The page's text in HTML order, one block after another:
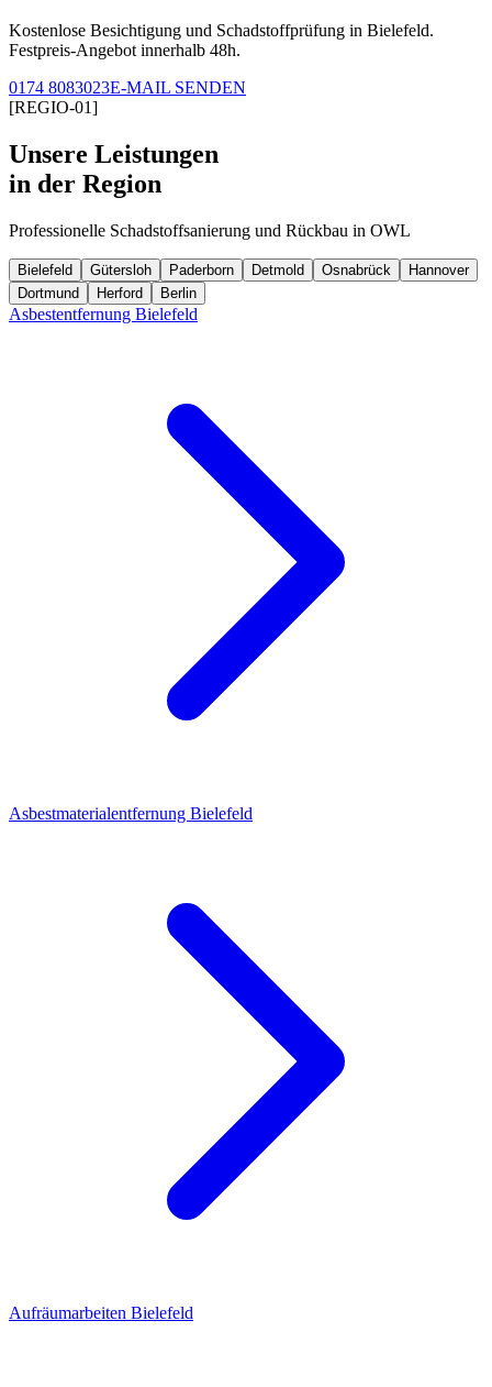
Kostenlose Besichtigung und Schadstoffprüfung in Bielefeld.
Festpreis-Angebot innerhalb 48h.
0174 8083023E-MAIL SENDEN
[REGIO-01]
Unsere Leistungen
in der Region
Professionelle Schadstoffsanierung und Rückbau in OWL
Bielefeld Gütersloh Paderborn Detmold Osnabrück
Hannover
Dortmund
Herford Berlin
Asbestentfernung Bielefeld
Asbestmaterialentfernung Bielefeld
Aufräumarbeiten Bielefeld